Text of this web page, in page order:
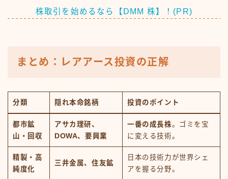
株取引を始めるなら【DMM 株】！(PR)
まとめ：レアアース投資の正解
分類 隠れ本命銘柄 投資のポイント
都市鉱
山・回収
アサカ理研、
DOWA、要興業
一番の成長株。ゴミを宝
に変える技術。
精製・高
純度化
三井金属、住友鉱
日本の技術力が世界シェ
アを握る分野。